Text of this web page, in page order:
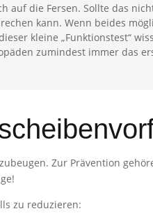
auf die Fersen. Sollte das
kann. Wenn beides
kleine „Funktionstest“
zumindest immer das
Zur Prävention
zu reduzieren: